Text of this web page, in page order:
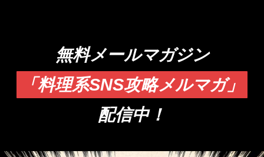
無料メールマガジン
「料理系SNS攻略メルマガ」
配信中！